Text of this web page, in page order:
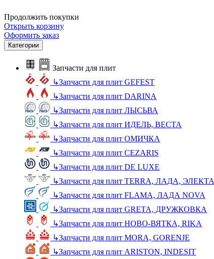
Продолжить покупки
Открыть корзину
Оформить заказ
Категории
Запчасти для плит
↳Запчасти для плит GEFEST
↳Запчасти для плит DARINA
↳Запчасти для плит ЛЫСЬВА
↳Запчасти для плит ИДЕЛЬ, ВЕСТА
↳Запчасти для плит ОМИЧКА
↳Запчасти для плит CEZARIS
↳Запчасти для плит DE LUXE
↳Запчасти для плит TERRA, ЛАДА, ЭЛЕКТА
↳Запчасти для плит FLAMA, ЛАДА NOVA
↳Запчасти для плит GRETA, ДРУЖКОВКА
↳Запчасти для плит НОВО-ВЯТКА, RIKA
↳Запчасти для плит MORA, GORENJE
↳Запчасти для плит ARISTON, INDESIT